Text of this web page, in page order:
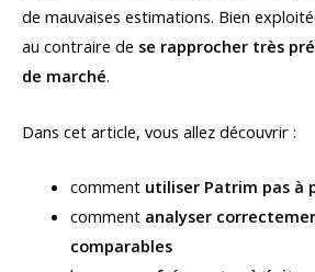
de mauvaises estimations. Bien
au contraire de se rapprocher très
de marché.
Dans cet article, vous allez découvrir :
comment utiliser Patrim pas à
comment analyser
comparables